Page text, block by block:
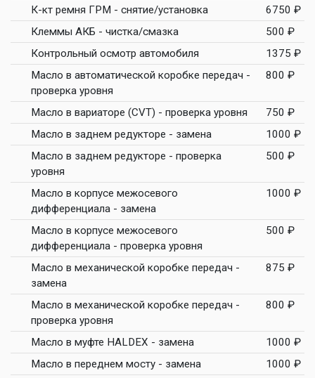
К-кт ремня ГРМ - снятие/установка
6750 ₽
Клеммы АКБ - чистка/смазка
500 ₽
Контрольный осмотр автомобиля
1375 ₽
Масло в автоматической коробке передач -
проверка уровня
800 ₽
Масло в вариаторе (CVT) - проверка уровня
750 ₽
Масло в заднем редукторе - замена
1000 ₽
Масло в заднем редукторе - проверка
уровня
500 ₽
Масло в корпусе межосевого
дифференциала - замена
1000 ₽
Масло в корпусе межосевого
дифференциала - проверка уровня
500 ₽
Масло в механической коробке передач -
замена
875 ₽
Масло в механической коробке передач -
проверка уровня
800 ₽
Масло в муфте HALDEX - замена
1000 ₽
Масло в переднем мосту - замена
1000 ₽